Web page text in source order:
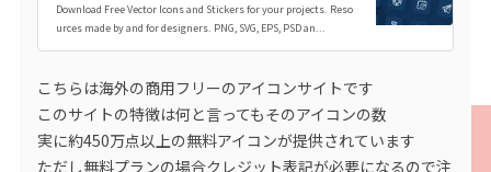
Download Free Vector Icons and Stickers for your projects. Reso
urces made by and for designers. PNG, SVG, EPS, PSD an...
こちらは海外の商用フリーのアイコンサイトです
このサイトの特徴は何と言ってもそのアイコンの数
実に約450万点以上の無料アイコンが提供されています
ただし無料プランの場合クレジット表記が必要になるので注